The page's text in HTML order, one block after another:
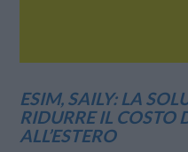
ESIM, SAILY: LA
RIDURRE IL COSTO
ALL’ESTERO